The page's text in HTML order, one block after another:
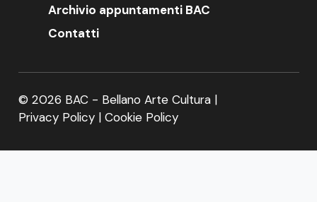
Archivio appuntamenti BAC
Contatti
© 2026 BAC - Bellano Arte Cultura |
Privacy Policy| Cookie Policy